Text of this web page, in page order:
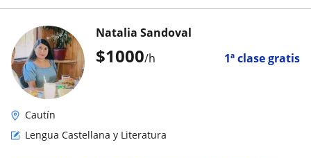
$1000/h 1ª clase gratis
Natalia Sandoval
Cautín
Lengua Castellana y Literatura